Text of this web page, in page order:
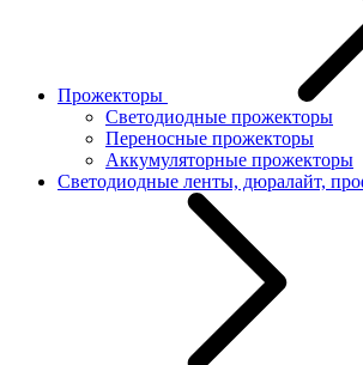
Прожекторы
Светодиодные прожекторы
Переносные прожекторы
Аккумуляторные прожекторы
Светодиодные ленты, дюралайт,